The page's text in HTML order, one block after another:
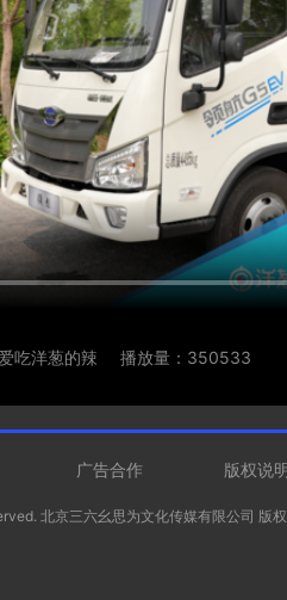
吃洋葱的辣 播放量：350533
广告合作 版权说
北京三六幺思为文化传媒有限公司 版